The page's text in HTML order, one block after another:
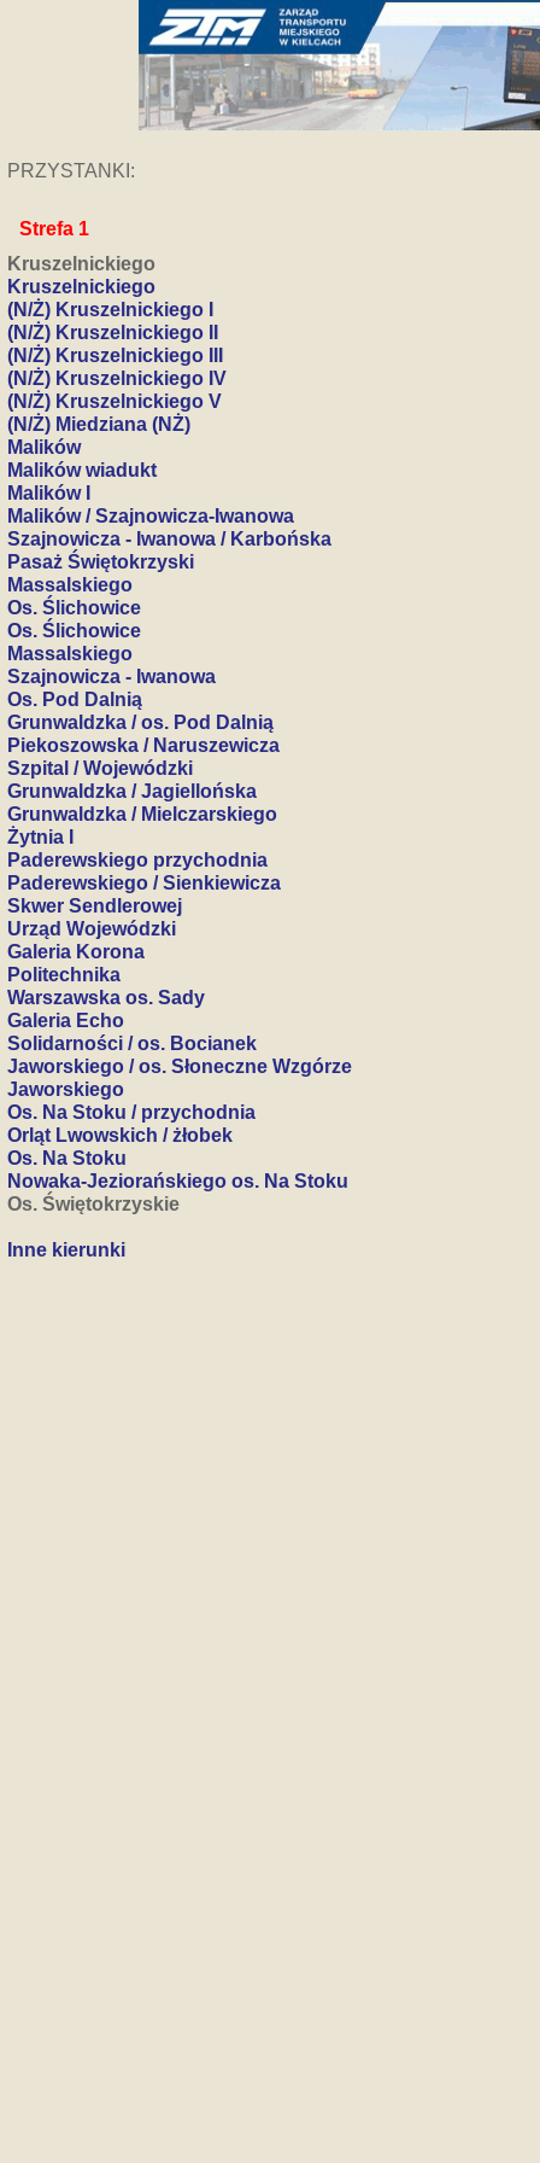
PRZYSTANKI:
Strefa 1
Kruszelnickiego
Kruszelnickiego
(N/Ż) Kruszelnickiego I
(N/Ż) Kruszelnickiego II
(N/Ż) Kruszelnickiego III
(N/Ż) Kruszelnickiego IV
(N/Ż) Kruszelnickiego V
(N/Ż) Miedziana (NŻ)
Malików
Malików wiadukt
Malików I
Malików / Szajnowicza-Iwanowa
Szajnowicza - Iwanowa / Karbońska
Pasaż Świętokrzyski
Massalskiego
Os. Ślichowice
Os. Ślichowice
Massalskiego
Szajnowicza - Iwanowa
Os. Pod Dalnią
Grunwaldzka / os. Pod Dalnią
Piekoszowska / Naruszewicza
Szpital / Wojewódzki
Grunwaldzka / Jagiellońska
Grunwaldzka / Mielczarskiego
Żytnia I
Paderewskiego przychodnia
Paderewskiego / Sienkiewicza
Skwer Sendlerowej
Urząd Wojewódzki
Galeria Korona
Politechnika
Warszawska os. Sady
Galeria Echo
Solidarności / os. Bocianek
Jaworskiego / os. Słoneczne Wzgórze
Jaworskiego
Os. Na Stoku / przychodnia
Orląt Lwowskich / żłobek
Os. Na Stoku
Nowaka-Jeziorańskiego os. Na Stoku
Os. Świętokrzyskie
Inne kierunki